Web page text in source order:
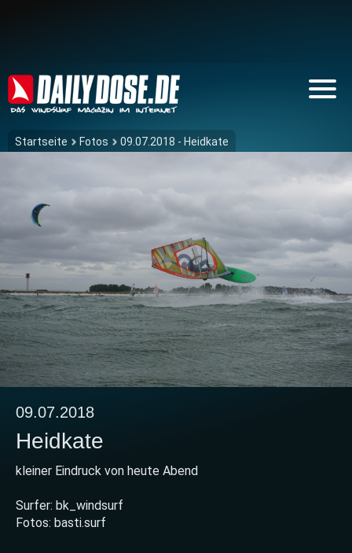
Startseite Fotos 09.07.2018 - Heidkate
09.07.2018
Heidkate
kleiner Eindruck von heute Abend
Surfer: bk_windsurf
Fotos: basti.surf